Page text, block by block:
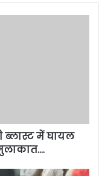
ब्लास्ट में घायल